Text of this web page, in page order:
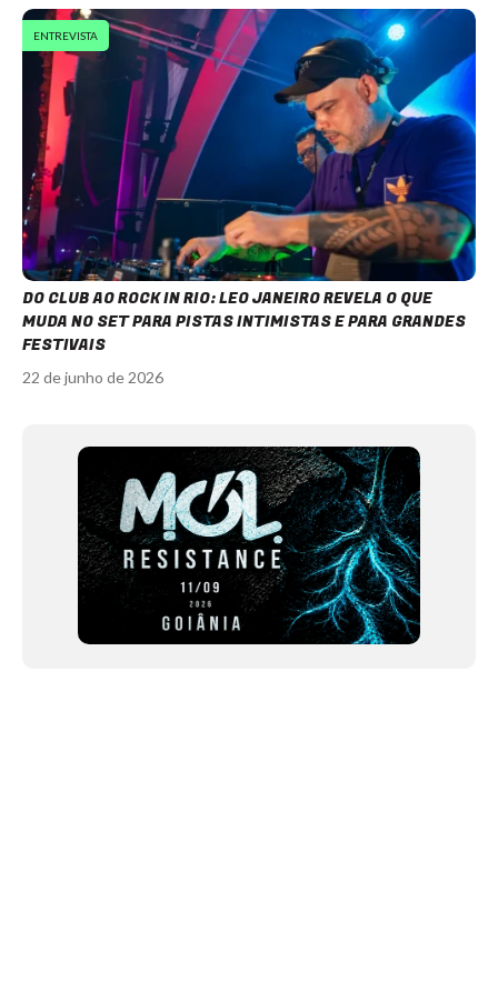
ENTREVISTA
DO CLUB AO ROCK IN RIO: LEO JANEIRO REVELA O QUE
MUDA NO SET PARA PISTAS INTIMISTAS E PARA GRANDES
FESTIVAIS
22 de junho de 2026